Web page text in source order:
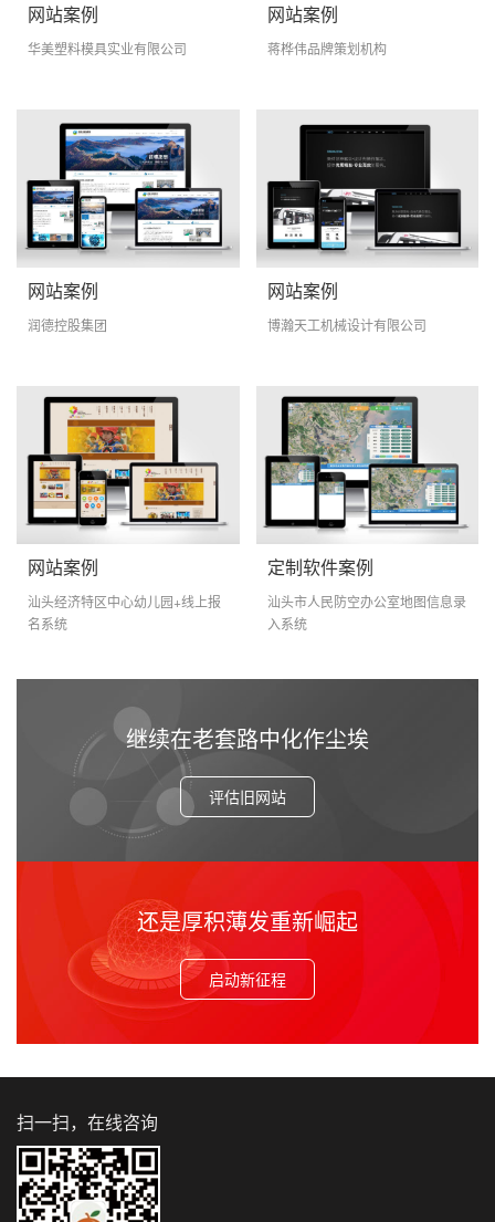
网站案例
华美塑料模具实业有限公司
网站案例
蒋桦伟品牌策划机构
网站案例
润德控股集团
网站案例
博瀚天工机械设计有限公司
网站案例
汕头经济特区中心幼儿园+线上报
名系统
定制软件案例
汕头市人民防空办公室地图信息录
入系统
继续在老套路中化作尘埃
评估旧网站
还是厚积薄发重新崛起
启动新征程
扫一扫，在线咨询